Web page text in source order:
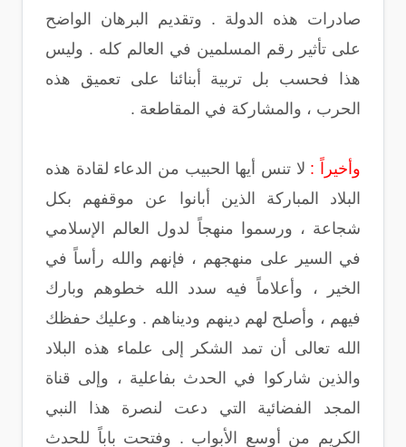
صادرات هذه الدولة . وتقديم البرهان الواضح
على تأثير رقم المسلمين في العالم كله . وليس
هذا فحسب بل تربية أبنائنا على تعميق هذه
الحرب ، والمشاركة في المقاطعة .
وأخيراً : لا تنس أيها الحبيب من الدعاء لقادة هذه
البلاد المباركة الذين أبانوا عن موقفهم بكل
شجاعة ، ورسموا منهجاً لدول العالم الإسلامي
في السير على منهجهم ، فإنهم والله رأساً في
الخير ، وأعلاماً فيه سدد الله خطوهم وبارك
فيهم ، وأصلح لهم دينهم وديناهم . وعليك حفظك
الله تعالى أن تمد الشكر إلى علماء هذه البلاد
والذين شاركوا في الحدث بفاعلية ، وإلى قناة
المجد الفضائية التي دعت لنصرة هذا النبي
الكريم من أوسع الأبواب . وفتحت باباً للحدث